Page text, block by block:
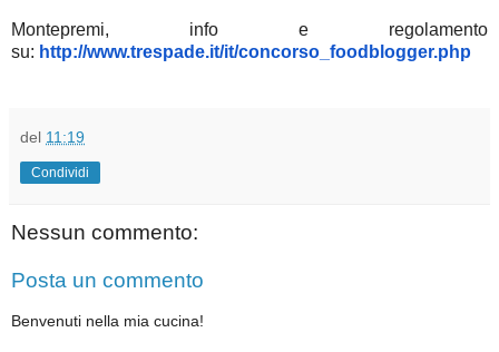
Montepremi, info e regolamento
su: http://www.trespade.it/it/concorso_foodblogger.php
del 11:19
Condividi
Nessun commento:
Posta un commento
Benvenuti nella mia cucina!